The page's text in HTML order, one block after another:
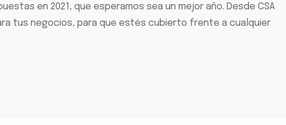
en 2021, que esperamos sea un mejor año. Desde CSA
tus negocios, para que estés cubierto frente a cualquier